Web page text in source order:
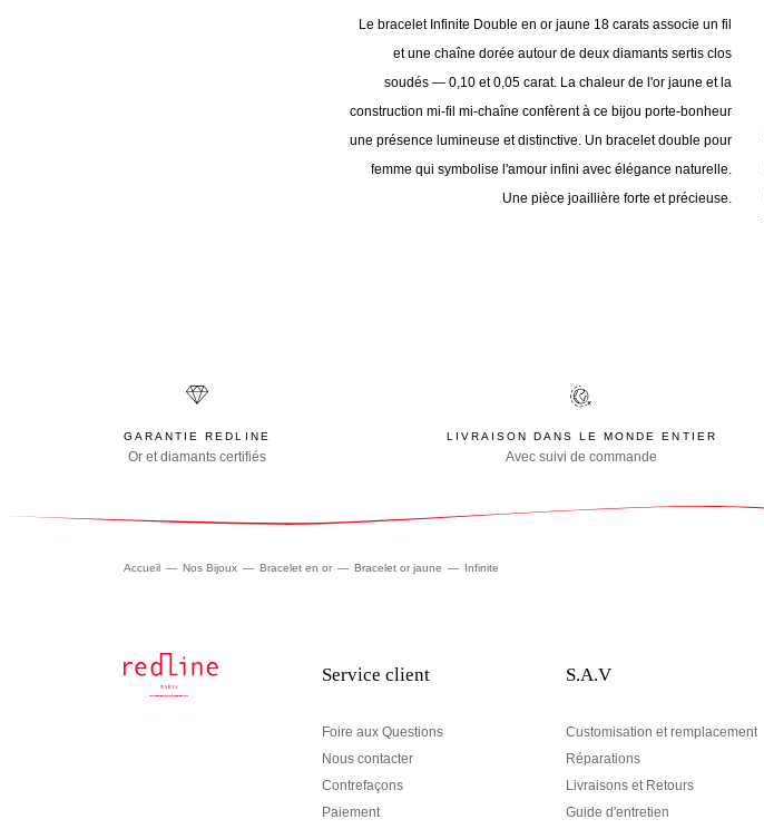
Le bracelet Infinite Double en or jaune 18 carats associe un fil
et une chaîne dorée autour de deux diamants sertis clos
soudés — 0,10 et 0,05 carat. La chaleur de l'or jaune et la
construction mi-fil mi-chaîne confèrent à ce bijou porte-bonheur
une présence lumineuse et distinctive. Un bracelet double pour
femme qui symbolise l'amour infini avec élégance naturelle.
Une pièce joaillière forte et précieuse.
GARANTIE REDLINE
Or et diamants certifiés
LIVRAISON DANS LE MONDE ENTIER
Avec suivi de commande
Accueil Nos Bijoux Bracelet en or Bracelet or jaune Infinite
Service client
Foire aux Questions
Nous contacter
Contrefaçons
Paiement
S.A.V
Customisation et remplacement
Réparations
Livraisons et Retours
Guide d'entretien